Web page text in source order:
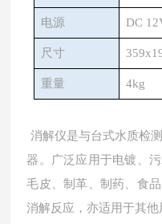
电源 DC
尺寸
重量 4kg
消解仪是与台式⽔质检
器。⼴泛应⽤于电镀、
毛皮、制革、制药、食
消解反应，亦适用于其他